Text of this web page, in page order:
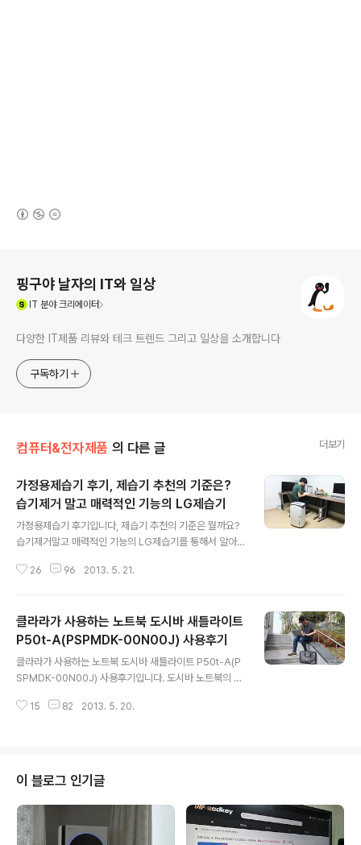
핑구야 날자의 IT와 일상
IT 분야 크리에이터
다양한 IT제품 리뷰와 테크 트렌드 그리고 일상을 소개합니다
구독하기
컴퓨터&전자제품 의 다른 글 더보기
가정용제습기 후기, 제습기 추천의 기준은?
습기제거 말고 매력적인 기능의 LG제습기
가정용제습기 후기입니다, 제습기 추천의 기준은 뭘까요?
습기제거말고 매력적인 기능의 LG제습기를 통해서 알아
많아집니다. 제습기를 추천하는 기준을 찾다보면 더 고민
데 작년에 6L짜리 중소업체 제습기를 사용하면서 생각이
달라졌어요. 이사오기전에는 저층에서 살았는데 제습기를
사용하면서 뽀송뽀송한 경험을 하고는 왜 진작 사지 않았
을까? 생각하게 되었죠. 그런데 에너지등급이 3등급이기
도 하지만 30평형에는 작아서 고민을 했거든요. 그런데 이
번에 10L짜리 LG제습기를 사용하게 되었답니다. 제습기
26 96 2013. 5. 21.
클라라가 사용하는 노트북 도시바 새틀라이트
P50t-A(PSPMDK-00N00J) 사용후기
클라라가 사용하는 노트북 도시바 새틀라이트 P50t-A(P
SPMDK-00N00J) 사용후기입니다. 도시바 노트북의 2
선보였는데 풀HD와 3세대 인텔 쿼드코어 i7를 장착한 PS
0J)입니다. 도비사의 모델로 클라라가 활동중인 거 아시
죠. 클라라시구로 한껏 주목을 받았던 그녀는 연관검색어
로 클라라노출, 클라라움짤, 클라라비키니, 클라라시건방
춤, 클라라헬스등등이 남심을 자극하고 있습니다. 그래서
그런지 클라라가 사용하고 있는 도시바 노트북 P50t-A도
15 82 2013. 5. 20.
이 블로그 인기글